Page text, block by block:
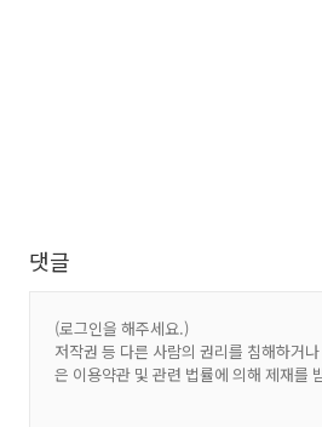
댓글